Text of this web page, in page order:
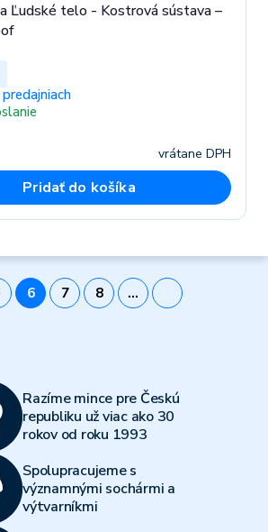
Ľudské telo - Kostrová sústava –
vrátane DPH
Pridať do košíka
6 7 8 …
Razíme mince pre Českú
republiku už viac ako 30
rokov od roku 1993
Spolupracujeme s
významnými sochármi a
výtvarníkmi